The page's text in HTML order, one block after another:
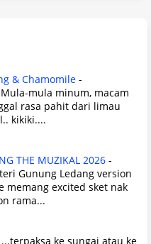
& Chamomile -
mula minum, macam
rasa pahit dari limau
kikiki....
THE MUZIKAL 2026 -
Gunung Ledang version
memang excited sket nak
rama...
ke sungai atau ke